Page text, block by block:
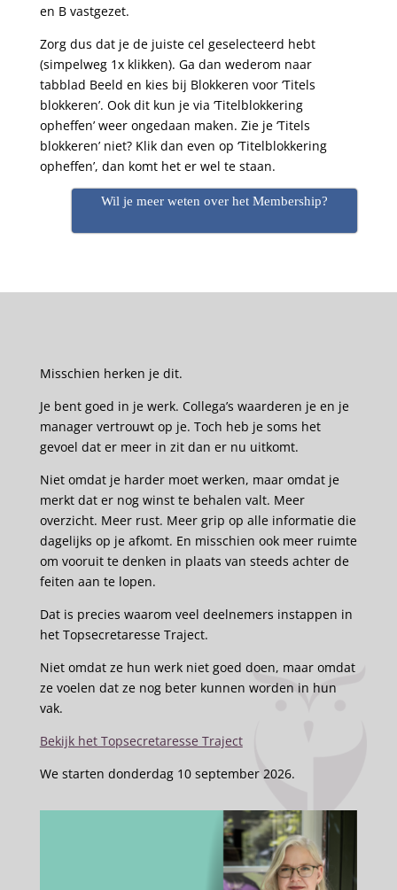
en B vastgezet.
Zorg dus dat je de juiste cel geselecteerd hebt
(simpelweg 1x klikken). Ga dan wederom naar
tabblad Beeld en kies bij Blokkeren voor ‘Titels
blokkeren’. Ook dit kun je via ‘Titelblokkering
opheffen’ weer ongedaan maken. Zie je ‘Titels
blokkeren’ niet? Klik dan even op ‘Titelblokkering
opheffen’, dan komt het er wel te staan.
Wil je meer weten over het Membership?
Misschien herken je dit.
Je bent goed in je werk. Collega’s waarderen je en je
manager vertrouwt op je. Toch heb je soms het
gevoel dat er meer in zit dan er nu uitkomt.
Niet omdat je harder moet werken, maar omdat je
merkt dat er nog winst te behalen valt. Meer
overzicht. Meer rust. Meer grip op alle informatie die
dagelijks op je afkomt. En misschien ook meer ruimte
om vooruit te denken in plaats van steeds achter de
feiten aan te lopen.
Dat is precies waarom veel deelnemers instappen in
het Topsecretaresse Traject.
Niet omdat ze hun werk niet goed doen, maar omdat
ze voelen dat ze nog beter kunnen worden in hun
vak.
Bekijk het Topsecretaresse Traject
We starten donderdag 10 september 2026.